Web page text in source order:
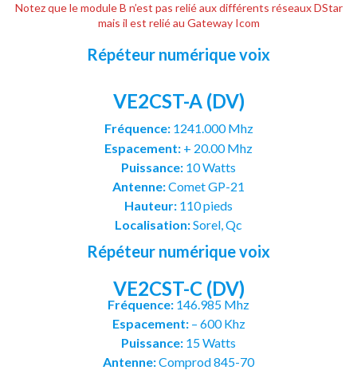
Notez que le module B n’est pas relié aux différents réseaux DStar
mais il est relié au Gateway Icom
Répéteur numérique voix
VE2CST-A (DV)
Fréquence: 1241.000 Mhz
Espacement: + 20.00 Mhz
Puissance: 10 Watts
Antenne:Comet GP-21
Hauteur: 110 pieds
Localisation:Sorel, Qc
Répéteur numérique voix
VE2CST-C (DV)
Fréquence: 146.985 Mhz
Espacement:– 600 Khz
Puissance: 15 Watts
Antenne:Comprod845-70